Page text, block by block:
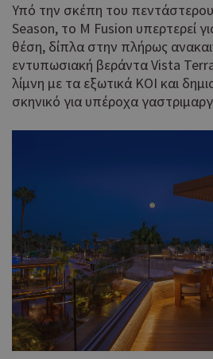
Υπό την σκέπη του
Season, το Μ Fusion υπερτερεί
θέση, δίπλα στην πλήρως
εντυπωσιακή βεράντα Vista
λίμνη με τα εξωτικά ΚΟΙ και
σκηνικό για υπέροχα